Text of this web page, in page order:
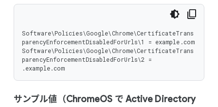
Software\Policies\Google\Chrome\CertificateTrans
parencyEnforcementDisabledForUrls\1 = example.com
Software\Policies\Google\Chrome\CertificateTrans
parencyEnforcementDisabledForUrls\2 =
.example.com
サンプル値（ChromeOS で Active Directory